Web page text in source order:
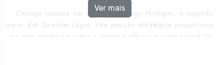
Chicago repousa nas margens do Lago Michigan, o segundo
maior dos Grandes Lagos. Esta posição estratégica proporciona
uma vista espetacular sobre a cidade e influencia o clima local. Os
Ver mais